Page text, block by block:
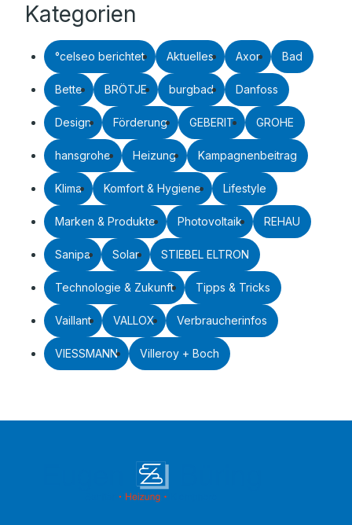
Kategorien
°celseo berichtet Aktuelles Axor Bad
Bette BRÖTJE burgbad Danfoss
Design Förderung GEBERIT GROHE
hansgrohe Heizung Kampagnenbeitrag
Klima Komfort & Hygiene Lifestyle
Marken & Produkte Photovoltaik REHAU
Sanipa Solar STIEBEL ELTRON
Technologie & Zukunft Tipps & Tricks
Vaillant VALLOX Verbraucherinfos
VIESSMANN Villeroy + Boch